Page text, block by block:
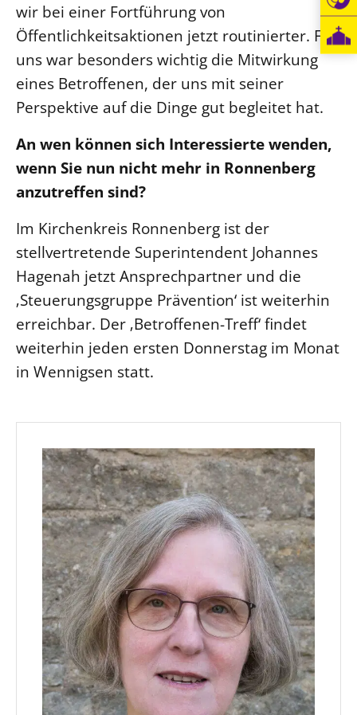
wir bei einer Fortführung von
Öffentlichkeitsaktionen jetzt routinierter. Für
uns war besonders wichtig die Mitwirkung
eines Betroffenen, der uns mit seiner
Perspektive auf die Dinge gut begleitet hat.
An wen können sich Interessierte wenden,
wenn Sie nun nicht mehr in Ronnenberg
anzutreffen sind?
Im Kirchenkreis Ronnenberg ist der
stellvertretende Superintendent Johannes
Hagenah jetzt Ansprechpartner und die
‚Steuerungsgruppe Prävention‘ ist weiterhin
erreichbar. Der ‚Betroffenen-Treff‘ findet
weiterhin jeden ersten Donnerstag im Monat
in Wennigsen statt.